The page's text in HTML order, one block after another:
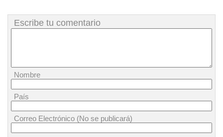
Escribe tu comentario
Nombre
País
Correo Electrónico (No se publicará)